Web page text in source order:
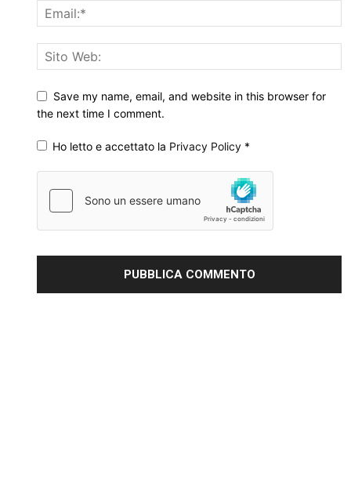
Save my name, email, and website in this browser for
the next time I comment.
Ho letto e accettato la Privacy Policy *